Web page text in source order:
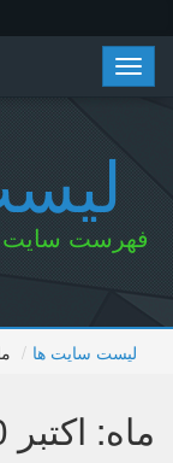
Toggle
navigation
فهرست سایت
لیست سایت ها
ماه: اکتبر 2020